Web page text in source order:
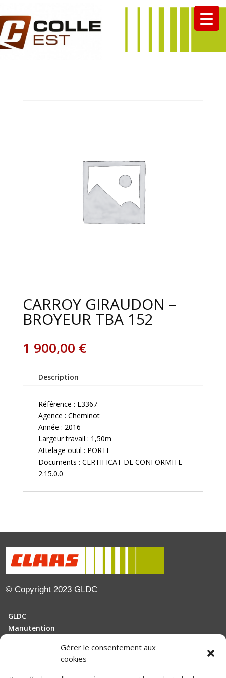
Gérer le consentement aux
cookies
CARROY GIRAUDON –
BROYEUR TBA 152
1 900,00 €
Description
Référence : L3367
Agence : Cheminot
Année : 2016
Largeur travail : 1,50m
Attelage outil : PORTE
Documents : CERTIFICAT DE CONFORMITE
2.15.0.0
© Copyright 2023 GLDC
GLDC
Manutention